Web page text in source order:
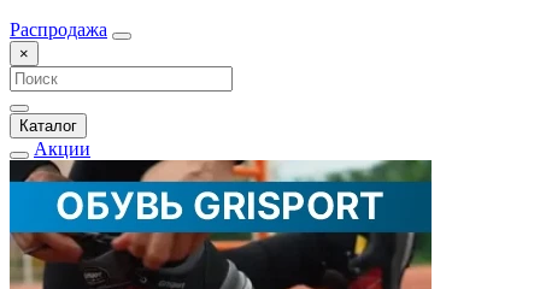
Распродажа
×
Каталог
Акции